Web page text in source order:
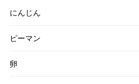
にんじん
ピーマン
卵